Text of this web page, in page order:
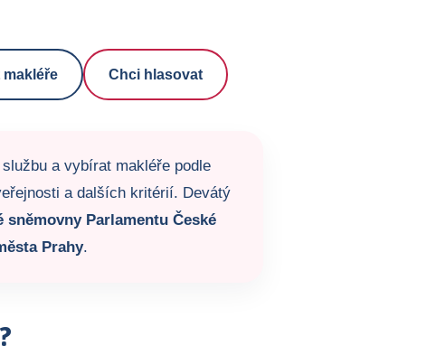
Chci hlasovat
a vybírat makléře podle
a dalších kritérií. Devátý
sněmovny Parlamentu České
Prahy.